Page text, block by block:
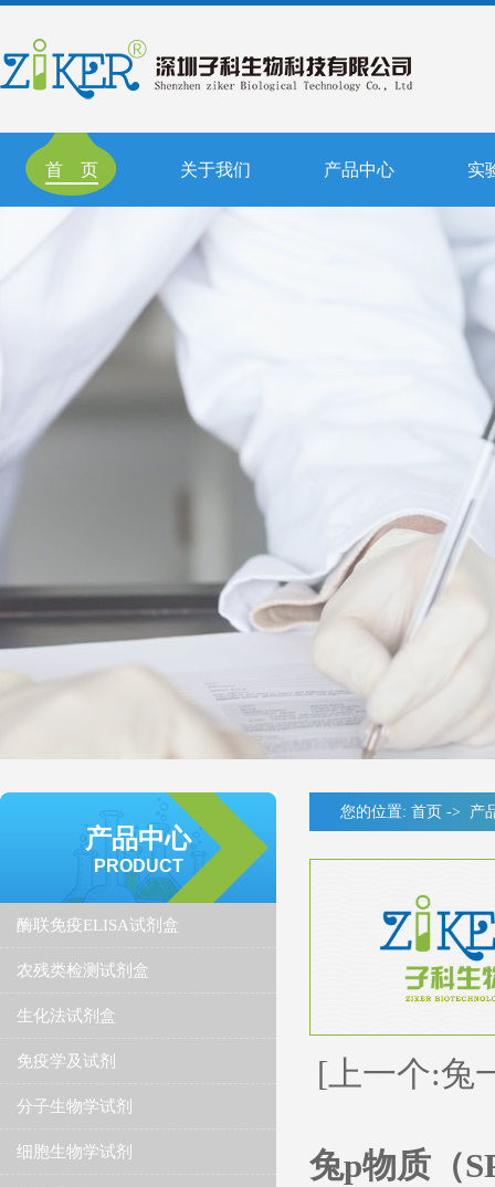
首 页 关于我们 产品中心 实
产品中心
PRODUCT
酶联免疫ELISA试剂盒
农残类检测试剂盒
生化法试剂盒
免疫学及试剂
分子生物学试剂
细胞生物学试剂
您的位置: 首页 -> 产
[上一个:兔
兔p物质（